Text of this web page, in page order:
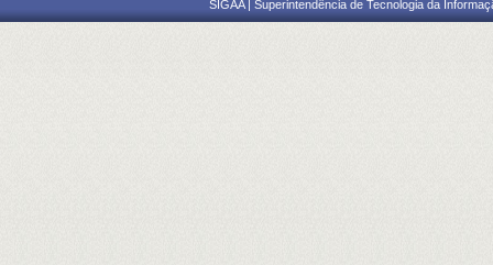
SIGAA | Superintendência de Tecnologia da